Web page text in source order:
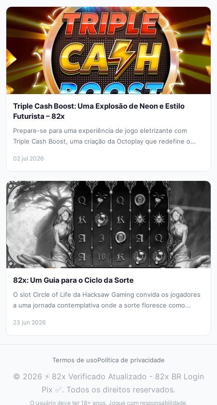
Triple Cash Boost: Uma Explosão de Neon e Estilo
Futurista – 82x
Prepare-se para uma experiência de jogo eletrizante com
Triple Cash Boost, uma criação da Octoplay que redefine o
02 jul 2026
82x: Um Guia para o Ciclo da Sorte
O slot Circle of Life da Hacksaw Gaming convida os jogadores
a uma jornada contemplativa onde a sorte floresce como...
23 jun 2026
Termos de usoPolítica de privacidade
© 2026 ⚡ 82x Verificado Atualizado - 82x BR Login
Pix ✅. Todos os direitos reservados.
O usuário deve ter 18+ anos. Jogue com responsabilidade.